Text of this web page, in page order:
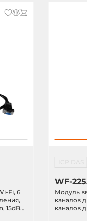
Fi, 6
15dBm
WF-
Модуль
каналов
каналов